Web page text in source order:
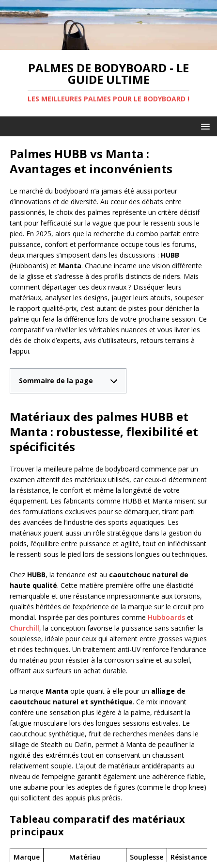
PALMES DE BODYBOARD - LE
GUIDE ULTIME
LES MEILLEURES PALMES POUR LE BODYBOARD !
Palmes HUBB vs Manta :
Avantages et inconvénients
Le marché du bodyboard n’a jamais été aussi porteur
d’innovations et de diversité. Au cœur des débats entre
passionnés, le choix des palmes représente un critère décisif
tant pour l’efficacité sur la vague que pour le ressenti sous le
pied. En 2025, alors que la recherche du combo parfait entre
puissance, confort et performance occupe tous les forums,
deux marques s’imposent dans les discussions : HUBB
(Hubboards) et Manta. Chacune incarne une vision différente
de la glisse et s’adresse à des profils distincts de riders. Mais
comment départager ces deux rivaux ? Disséquer leurs
matériaux, analyser les designs, jauger leurs atouts, soupeser
le rapport qualité-prix, c’est autant de pistes pour dénicher la
palme qui fera la différence lors de votre prochaine session. Ce
comparatif va révéler les véritables nuances et vous livrer les
clés de choix d’experts, avis d’utilisateurs, retours terrains à
l’appui.
Sommaire de la page
Matériaux des palmes HUBB et
Manta : robustesse, flexibilité et
spécificités
Trouver la meilleure palme de bodyboard commence par un
examen attentif des matériaux utilisés, car ceux-ci déterminent
la résistance, le confort et même la longévité de votre
équipement. Les fabricants comme HUBB et Manta misent sur
des formulations exclusives pour se démarquer, tirant parti
des avancées de l’industrie des sports aquatiques. Les
matériaux jouent aussi un rôle stratégique dans la gestion du
poids, l’équilibre entre puissance et agilité, tout en infléchissant
le ressenti sous le pied lors de sessions longues ou techniques.
Chez HUBB, la tendance est au caoutchouc naturel de
haute qualité. Cette matière première offre une élasticité
remarquable et une résistance impressionnante aux torsions,
qualités héritées de l’expérience de la marque sur le circuit pro
mondial. Inspirée par des pointures comme Hubboards et
Churchill, la conception favorise la puissance sans sacrifier la
souplesse, idéale pour ceux qui alternent entre grosses vagues
et rides techniques. Un traitement anti-UV renforce l’endurance
du matériau pour résister à la corrosion saline et au soleil,
offrant aux surfeurs un achat durable.
La marque Manta opte quant à elle pour un alliage de
caoutchouc naturel et synthétique. Ce mix innovant
confère une sensation plus légère à la palme, réduisant la
fatigue musculaire lors des longues sessions estivales. Le
caoutchouc synthétique, fruit de recherches menées dans le
sillage de Stealth ou Dafin, permet à Manta de peaufiner la
rigidité des extrémités tout en conservant un chaussant
relativement souple. L’ajout de matériaux antidérapants au
niveau de l’empeigne garantit également une adhérence fiable,
une aubaine pour les adeptes de figures (comme le drop knee)
qui sollicitent des appuis plus précis.
Tableau comparatif des matériaux
principaux
Marque Matériau Souplesse Résistance